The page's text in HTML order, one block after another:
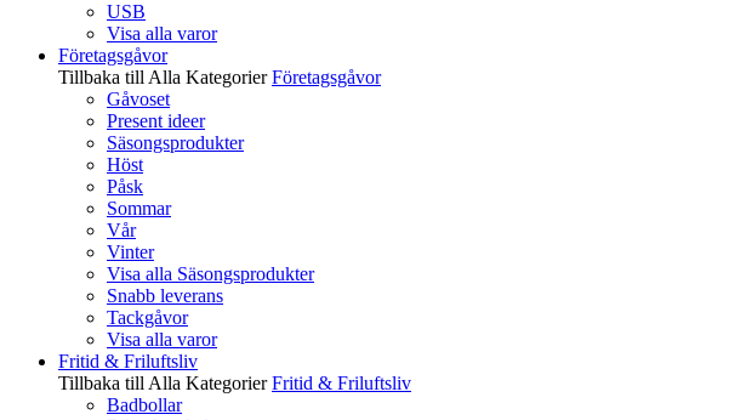
USB
Visa alla varor
Företagsgåvor
Tillbaka till Alla Kategorier Företagsgåvor
Gåvoset
Present ideer
Säsongsprodukter
Höst
Påsk
Sommar
Vår
Vinter
Visa alla Säsongsprodukter
Snabb leverans
Tackgåvor
Visa alla varor
Fritid & Friluftsliv
Tillbaka till Alla Kategorier Fritid & Friluftsliv
Badbollar